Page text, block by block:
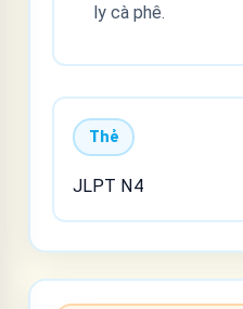
ly cà phê.
Thẻ
JLPT N4